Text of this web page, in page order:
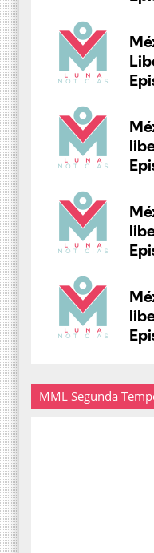
MML Segunda